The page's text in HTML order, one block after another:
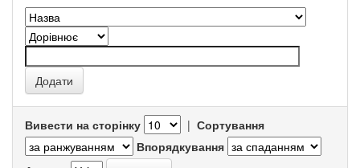
Вивести на сторінку | Сортування
Впорядкування